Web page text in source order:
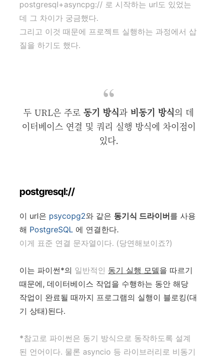
postgresql+asyncpg:// 로 시작하는 url도 있었는
데 그 차이가 궁금했다.
그리고 이것 때문에 프로젝트 실행하는 과정에서 삽
질을 하기도 했다.
두 URL은 주로 동기 방식과 비동기 방식의 데
이터베이스 연결 및 쿼리 실행 방식에 차이점이
있다.
postgresql://
이 url은 psycopg2와 같은 동기식 드라이버를 사용
해 PostgreSQL 에 연결한다.
이게 표준 연결 문자열이다. (당연해보이죠?)
이는 파이썬*의 일반적인 동기 실행 모델을 따르기
때문에, 데이터베이스 작업을 수행하는 동안 해당
작업이 완료될 때까지 프로그램의 실행이 블로킹(대
기 상태)된다.
*참고로 파이썬은 동기 방식으로 동작하도록 설계
된 언어이다. 물론 asyncio 등 라이브러리로 비동기